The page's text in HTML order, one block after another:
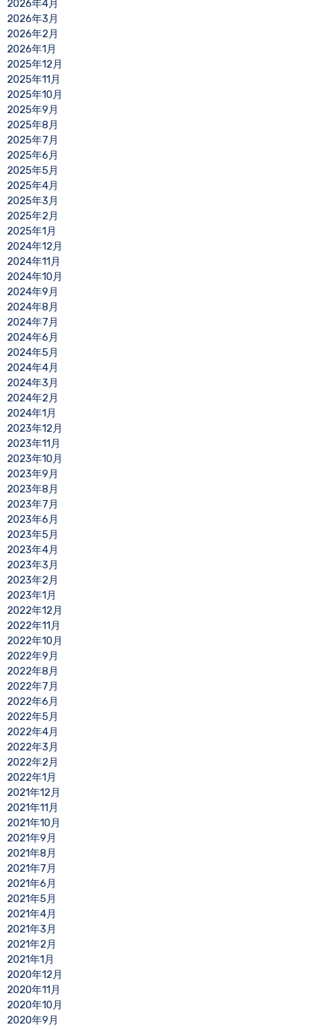
2026年4月
2026年3月
2026年2月
2026年1月
2025年12月
2025年11月
2025年10月
2025年9月
2025年8月
2025年7月
2025年6月
2025年5月
2025年4月
2025年3月
2025年2月
2025年1月
2024年12月
2024年11月
2024年10月
2024年9月
2024年8月
2024年7月
2024年6月
2024年5月
2024年4月
2024年3月
2024年2月
2024年1月
2023年12月
2023年11月
2023年10月
2023年9月
2023年8月
2023年7月
2023年6月
2023年5月
2023年4月
2023年3月
2023年2月
2023年1月
2022年12月
2022年11月
2022年10月
2022年9月
2022年8月
2022年7月
2022年6月
2022年5月
2022年4月
2022年3月
2022年2月
2022年1月
2021年12月
2021年11月
2021年10月
2021年9月
2021年8月
2021年7月
2021年6月
2021年5月
2021年4月
2021年3月
2021年2月
2021年1月
2020年12月
2020年11月
2020年10月
2020年9月